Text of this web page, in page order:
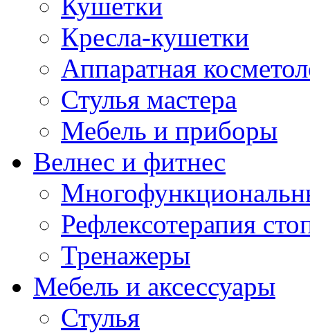
Кушетки
Кресла-кушетки
Аппаратная
Стулья мастера
Мебель и приборы
Велнес и фитнес
Рефлексотерапия
Тренажеры
Мебель и аксессуары
Стулья